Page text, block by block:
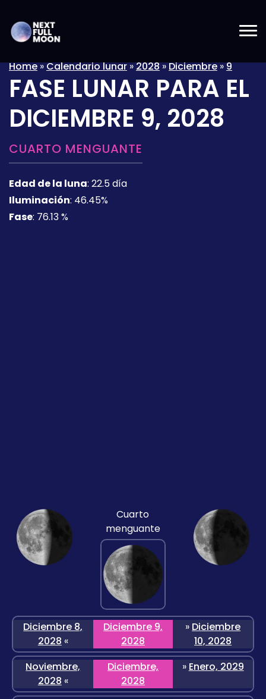
Home»Calendario lunar»2028»Diciembre»9
FASE LUNAR PARA EL
DICIEMBRE 9, 2028
CUARTO MENGUANTE
Edad de la luna: 22.5 día
Iluminación: 46.45%
Fase: 76.13 %
Cuarto
menguante
Diciembre 8,
2028 «
Diciembre 9,
2028
» Diciembre
10, 2028
Noviembre,
2028 «
Diciembre,
2028
» Enero, 2029